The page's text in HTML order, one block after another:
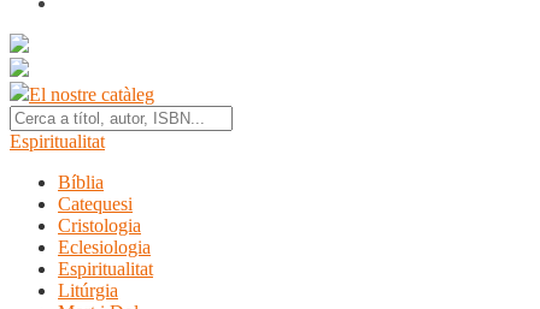
El nostre catàleg
Espiritualitat
Bíblia
Catequesi
Cristologia
Eclesiologia
Espiritualitat
Litúrgia